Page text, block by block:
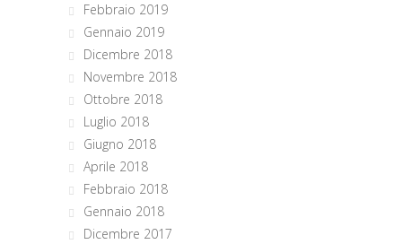
Febbraio 2019
Gennaio 2019
Dicembre 2018
Novembre 2018
Ottobre 2018
Luglio 2018
Giugno 2018
Aprile 2018
Febbraio 2018
Gennaio 2018
Dicembre 2017